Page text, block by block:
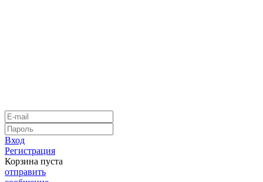
Вход
Регистрация
Корзина пуста
отправить